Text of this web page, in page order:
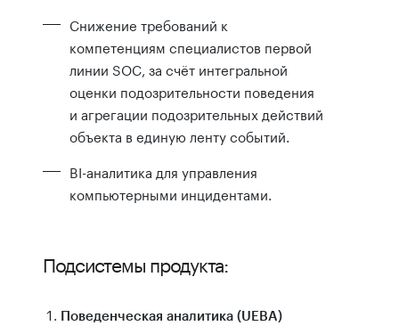
Снижение требований к
компетенциям специалистов первой
линии SOC, за счёт интегральной
оценки подозрительности поведения
и агрегации подозрительных действий
объекта в единую ленту событий.
BI-аналитика для управления
компьютерными инцидентами.
Подсистемы продукта:
Поведенческая аналитика (UEBA)